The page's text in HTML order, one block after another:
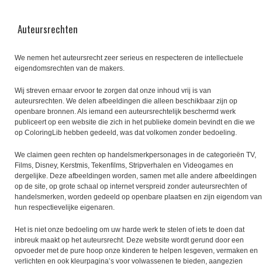
Auteursrechten
We nemen het auteursrecht zeer serieus en respecteren de intellectuele
eigendomsrechten van de makers.
Wij streven ernaar ervoor te zorgen dat onze inhoud vrij is van
auteursrechten. We delen afbeeldingen die alleen beschikbaar zijn op
openbare bronnen. Als iemand een auteursrechtelijk beschermd werk
publiceert op een website die zich in het publieke domein bevindt en die we
op ColoringLib hebben gedeeld, was dat volkomen zonder bedoeling.
We claimen geen rechten op handelsmerkpersonages in de categorieën TV,
Films, Disney, Kerstmis, Tekenfilms, Stripverhalen en Videogames en
dergelijke. Deze afbeeldingen worden, samen met alle andere afbeeldingen
op de site, op grote schaal op internet verspreid zonder auteursrechten of
handelsmerken, worden gedeeld op openbare plaatsen en zijn eigendom van
hun respectievelijke eigenaren.
Het is niet onze bedoeling om uw harde werk te stelen of iets te doen dat
inbreuk maakt op het auteursrecht. Deze website wordt gerund door een
opvoeder met de pure hoop onze kinderen te helpen lesgeven, vermaken en
verlichten en ook kleurpagina’s voor volwassenen te bieden, aangezien